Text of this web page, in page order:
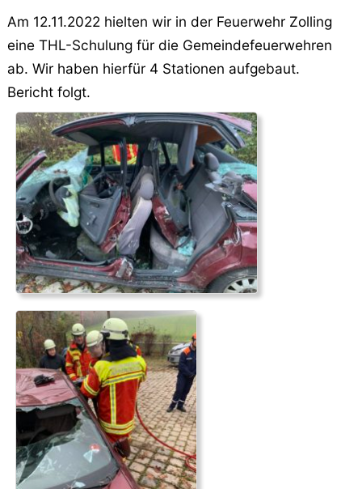
Am 12.11.2022 hielten wir in der Feuerwehr Zolling
eine THL-Schulung für die Gemeindefeuerwehren
ab. Wir haben hierfür 4 Stationen aufgebaut.
Bericht folgt.